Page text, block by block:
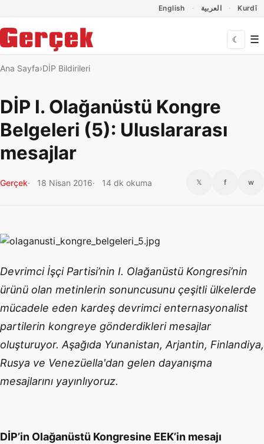
English العربية Kurdî
☾ ☰
Ana Sayfa DİP Bildirileri
DİP I. Olağanüstü Kongre
Belgeleri (5): Uluslararası
mesajlar
Gerçek 18 Nisan 2016 14 dk okuma 𝕏 f w
Devrimci İşçi Partisi’nin I. Olağanüstü Kongresi’nin
ürünü olan metinlerin sonuncusunu çeşitli ülkelerde
mücadele eden kardeş devrimci enternasyonalist
partilerin kongreye gönderdikleri mesajlar
oluşturuyor. Aşağıda Yunanistan, Arjantin, Finlandiya,
Rusya ve Venezüella'dan gelen dayanışma
mesajlarını yayınlıyoruz.
DİP’in Olağanüstü Kongresine EEK’in mesajı